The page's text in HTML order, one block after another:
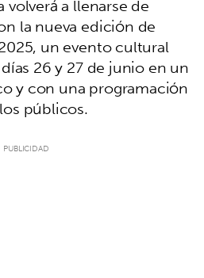
a llenarse de
la nueva edición de
un evento cultural
26 y 27 de junio en un
y con una programación
públicos.